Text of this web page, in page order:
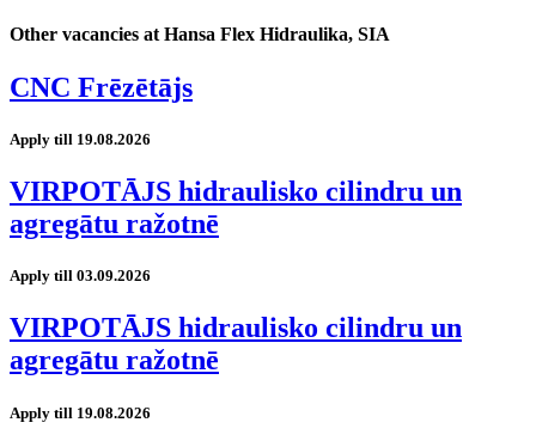
Other vacancies at Hansa Flex Hidraulika, SIA
CNC Frēzētājs
Apply till 19.08.2026
VIRPOTĀJS hidraulisko cilindru un
agregātu ražotnē
Apply till 03.09.2026
VIRPOTĀJS hidraulisko cilindru un
agregātu ražotnē
Apply till 19.08.2026